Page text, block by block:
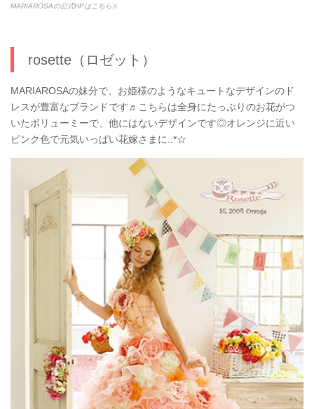
MARIAROSAの公式HPはこちら♬
rosette（ロゼット）
MARIAROSAの妹分で、お姫様のようなキュートなデザインのド
レスが豊富なブランドです♬こちらは全身にたっぷりのお花がつ
いたボリューミーで、他にはないデザインです◎オレンジに近い
ピンク色で元気いっぱい花嫁さまに.:*☆